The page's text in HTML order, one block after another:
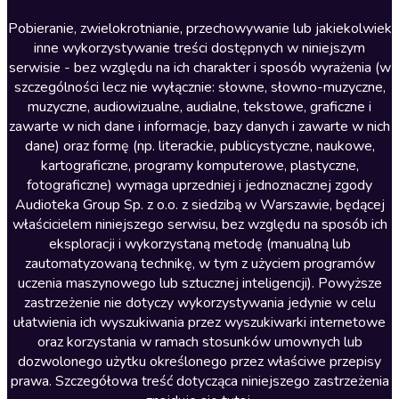
Literatura anglojęzyczna
Literatura faktu
Literatura obyczajowa
Literatura piękna obca
Literatura piękna polska
Nagrania relaksacyjne
Nauka języków
Nauki humanistyczne
Podcasty i audycje
Polityka
Prasa
Religia
Romans
Pobieranie, zwielokrotnianie, przechowywanie lub jakiekolwiek
inne wykorzystywanie treści dostępnych w niniejszym
serwisie - bez względu na ich charakter i sposób wyrażenia (w
szczególności lecz nie wyłącznie: słowne, słowno-muzyczne,
muzyczne, audiowizualne, audialne, tekstowe, graficzne i
zawarte w nich dane i informacje, bazy danych i zawarte w nich
dane) oraz formę (np. literackie, publicystyczne, naukowe,
kartograficzne, programy komputerowe, plastyczne,
fotograficzne) wymaga uprzedniej i jednoznacznej zgody
Audioteka Group Sp. z o.o. z siedzibą w Warszawie, będącej
właścicielem niniejszego serwisu, bez względu na sposób ich
eksploracji i wykorzystaną metodę (manualną lub
zautomatyzowaną technikę, w tym z użyciem programów
uczenia maszynowego lub sztucznej inteligencji). Powyższe
zastrzeżenie nie dotyczy wykorzystywania jedynie w celu
ułatwienia ich wyszukiwania przez wyszukiwarki internetowe
oraz korzystania w ramach stosunków umownych lub
dozwolonego użytku określonego przez właściwe przepisy
prawa. Szczegółowa treść dotycząca niniejszego zastrzeżenia